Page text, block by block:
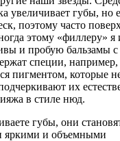
увеличивает губы, но
поэтому часто
этому «филлеру» я
и пробую бальзамы
специи,
пигментом, которые
их
в стиле нюд.
губы, они
яркими и объемными